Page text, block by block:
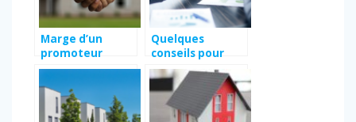
Marge d’un
promoteur
immobilier : les
Quelques
conseils pour
fixer le prix d’un
bien immobilier